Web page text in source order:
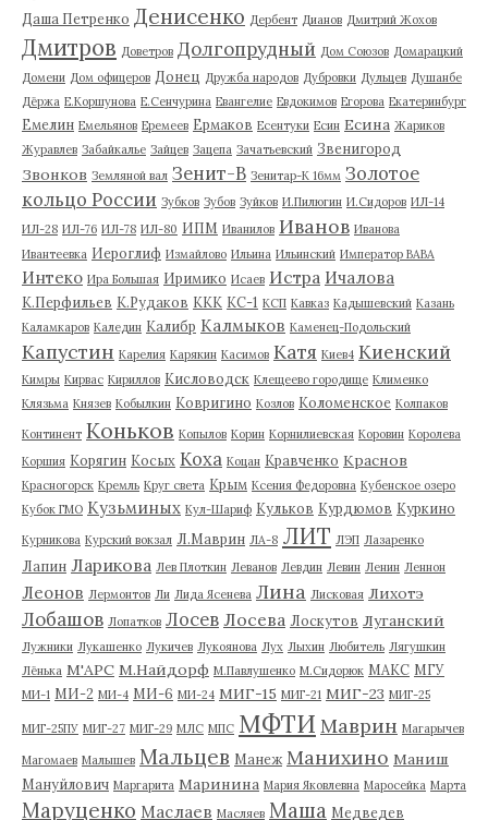
Даша Петренко Денисенко Дербент Дианов Дмитрий Жохов
Дмитров Доветров Долгопрудный Дом Союзов Домарацкий
Домени Дом офицеров Донец Дружба народов Дубровки Дульцев Душанбе
Дёржа Е.Коршунова Е.Сенчурина Евангелие Евдокимов Егорова Екатеринбург
Емелин Емельянов Еремеев Ермаков Есентуки Есин Есина Жариков
Журавлев Забайкалье Зайцев Зацепа Зачатьевский Звенигород
Звонков Земляной вал Зенит-В Зенитар-К 16мм Золотое
кольцо России Зубков Зубов Зуйков И.Пилюгин И.Сидоров ИЛ-14
ИЛ-28 ИЛ-76 ИЛ-78 ИЛ-80 ИПМ Иванилов Иванов Иванова
Ивантеевка Иероглиф Измайлово Ильина Ильинский Император ВАВА
Интеко Ира Большая Иримико Исаев Истра Ичалова
К.Перфильев К.Рудаков ККК КС-1 КСП Кавказ Кадышевский Казань
Каламкаров Каледин Калибр Калмыков Каменец-Подольский
Капустин Карелия Карякин Касимов Катя Киев4 Киенский
Кимры Кирвас Кириллов Кисловодск Клещеево городище Клименко
Клязьма Князев Кобылкин Ковригино Козлов Коломенское Колпаков
Континент Коньков Копылов Корин Корнилиевская Коровин Королева
Коршия Корягин Косых Коха Коцан Кравченко Краснов
Красногорск Кремль Круг света Крым Ксения Федоровна Кубенское озеро
Кубок ГМО Кузьминых Кул-Шариф Кульков Курдюмов Куркино
Курникова Курский вокзал Л.Маврин ЛА-8 ЛИТ ЛЭП Лазаренко
Лапин Ларикова Лев Плоткин Леванов Левдин Левин Ленин Леннон
Леонов Лермонтов Ли Лида Ясенева Лина Лисковая Лихотэ
Лобашов Лопатков Лосев Лосева Лоскутов Луганский
Лужники Лукашенко Лукичев Лукоянова Лух Лыхин Любитель Лягушкин
Лёнька М'АРС М.Найдорф М.Павлушенко М.Сидорюк МАКС МГУ
МИ-1 МИ-2 МИ-4 МИ-6 МИ-24 МИГ-15 МИГ-21 МИГ-23 МИГ-25
МИГ-25ПУ МИГ-27 МИГ-29 МЛС МПС МФТИ Маврин Магарычев
Магомаев Малышев Мальцев Манеж Манихино Маниш
Мануйлович Маргарита Маринина Мария Яковлевна Маросейка Марта
Маруценко Маслаев Масляев Маша Медведев